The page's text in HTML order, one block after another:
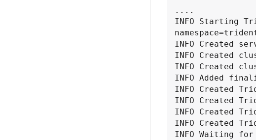
....
INFO Starting
INFO Created
INFO Created
INFO Created
INFO Added
INFO Created
INFO Created
INFO Created
INFO Created
INFO Waiting